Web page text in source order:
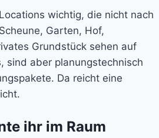
wichtig, die nicht nach
Garten, Hof,
Grundstück sehen auf
sind aber planungstechnisch
Da reicht eine
ihr im Raum